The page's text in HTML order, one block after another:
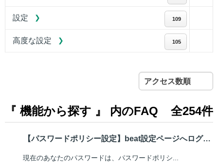
設定 109
高度な設定 105
アクセス数順
『 機能から探す 』 内のFAQ 全254件
【パスワードポリシー設定】beat設定ページへログインする際にパスワード変...
現在のあなたのパスワードは、パスワードポリシ...